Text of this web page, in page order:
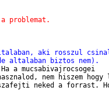
problemat.
aki rosszul
altalaban biztos nem).
a mucsabivajrocsogei
nem hiszem hogy
neked a forrast.